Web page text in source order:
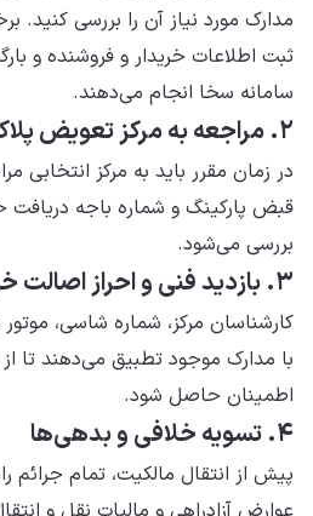
مدارک مورد نیاز آن را بررسی کنید.
ثبت اطلاعات خریدار و فروشنده و
سامانه سخا انجام می‌دهند.
۲. مراجعه به مرکز تعویض پلاک
در زمان مقرر باید به مرکز انتخابی
قبض پارکینگ و شماره باجه دریافت
بررسی می‌شود.
۳. بازدید فنی و احراز اصالت خودرو
کارشناسان مرکز، شماره شاسی،
با مدارک موجود تطبیق می‌دهند تا
اطمینان حاصل شود.
۴. تسویه خلافی و بدهی‌ها
پیش از انتقال مالکیت، تمام جرائم